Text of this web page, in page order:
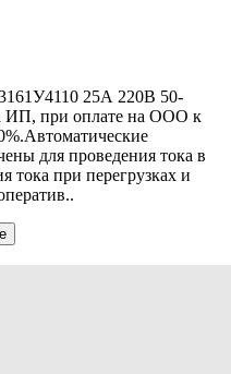
25А 220В 50-
ИП, при оплате на ООО к
для проведения тока в
тока при перегрузках и